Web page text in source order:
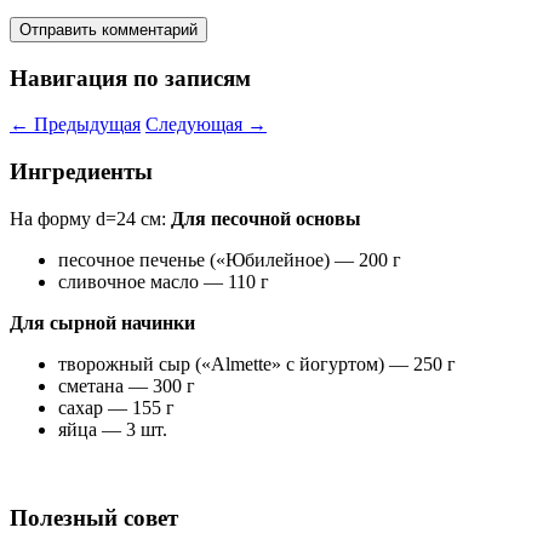
Навигация по записям
← Предыдущая Следующая →
Ингредиенты
На форму d=24 см: Для песочной основы
песочное печенье («Юбилейное) — 200 г
сливочное масло — 110 г
Для сырной начинки
творожный сыр («Almette» с йогуртом) — 250 г
сметана — 300 г
сахар — 155 г
яйца — 3 шт.
Полезный совет